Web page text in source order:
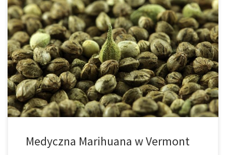
Prawo w Vermont zezwala na posiadanie i uprawianie dwóch
dojrzałych roślin marihuany, siedem niedojrzałych roślin oraz
dwóch uncji użytkowej marihuany. Już w 2004 roku uchwalono
tutaj ustawę dotyczącą użytkowania medycznej marihuany, jednak
zrobiono to za pośrednictwem ustawodawstwa, a nie głosowania
powszechnego. W 2004 roku Senat w Vermont zatwierdził akt,
który […]
Medyczna Marihuana w Vermont